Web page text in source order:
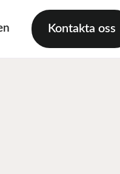
Kontakta oss